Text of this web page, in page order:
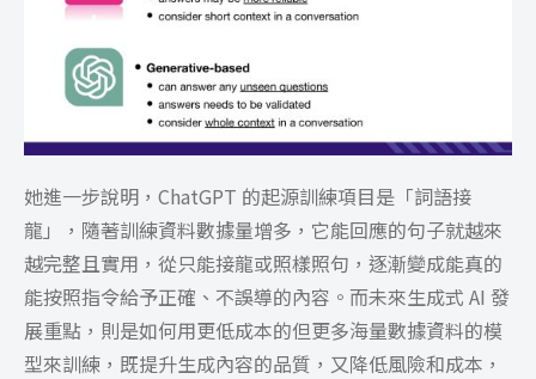
她進一步說明，ChatGPT 的起源訓練項目是「詞語接
龍」，隨著訓練資料數據量增多，它能回應的句子就越來
越完整且實用，從只能接龍或照樣照句，逐漸變成能真的
能按照指令給予正確、不誤導的內容。而未來生成式 AI 發
展重點，則是如何用更低成本的但更多海量數據資料的模
型來訓練，既提升生成內容的品質，又降低風險和成本，